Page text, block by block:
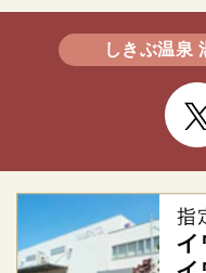
しきぶ温泉